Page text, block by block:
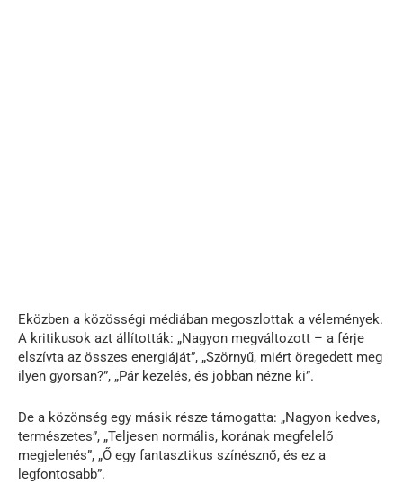
Eközben a közösségi médiában megoszlottak a vélemények.
A kritikusok azt állították: „Nagyon megváltozott – a férje
elszívta az összes energiáját”, „Szörnyű, miért öregedett meg
ilyen gyorsan?”, „Pár kezelés, és jobban nézne ki”.
De a közönség egy másik része támogatta: „Nagyon kedves,
természetes”, „Teljesen normális, korának megfelelő
megjelenés”, „Ő egy fantasztikus színésznő, és ez a
legfontosabb”.